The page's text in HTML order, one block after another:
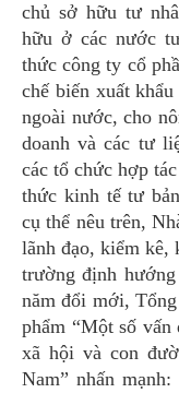
chủ sở hữu tư
hữu ở các nước
thức công ty cổ
chế biến xuất
ngoài nước, cho
doanh và các tư
các tổ chức hợp
thức kinh tế tư
cụ thể nêu trên,
lãnh đạo, kiểm kê,
trường định
năm đổi mới,
phẩm “Một số
xã hội và con
Nam” nhấn